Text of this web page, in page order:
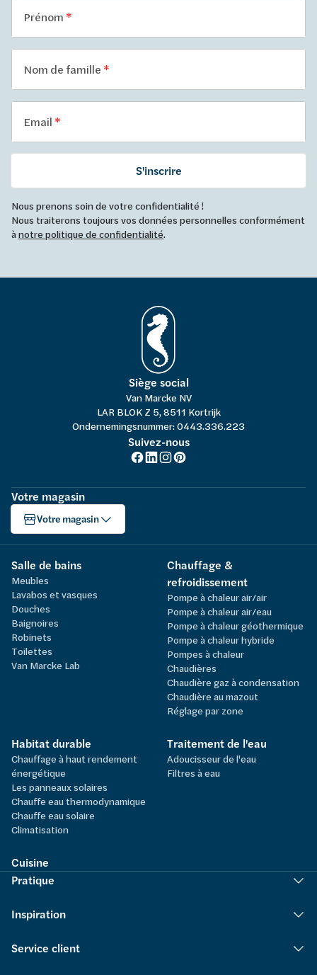
Prénom
Nom de famille
Email
S'inscrire
Nous prenons soin de votre confidentialité !
Nous traiterons toujours vos données personnelles conformément
ànotre politique de confidentialité.
Siège social
Van Marcke NV
LAR BLOK Z 5, 8511 Kortrijk
Ondernemingsnummer: 0443.336.223
Suivez-nous
Votre magasin
Votre magasin
Salle de bains
Meubles
Lavabos et vasques
Douches
Baignoires
Robinets
Toilettes
Van Marcke Lab
Chauffage &
refroidissement
Pompe à chaleur air/air
Pompe à chaleur air/eau
Pompe à chaleur géothermique
Pompe à chaleur hybride
Pompes à chaleur
Chaudières
Chaudière gaz à condensation
Chaudière au mazout
Réglage par zone
Habitat durable
Chauffage à haut rendement
énergétique
Les panneaux solaires
Chauffe eau thermodynamique
Chauffe eau solaire
Climatisation
Traitement de l'eau
Adoucisseur de l'eau
Filtres à eau
Cuisine
Pratique
Inspiration
Service client